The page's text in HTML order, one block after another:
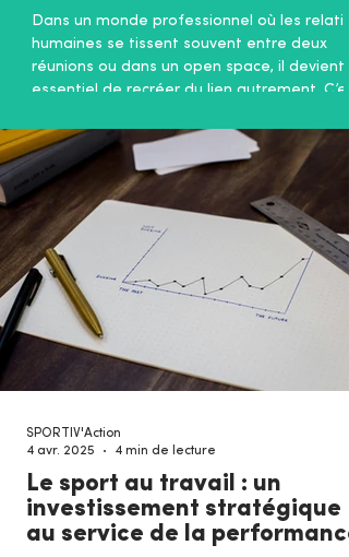
Dans un monde professionnel où les
humaines se tissent souvent entre deux
réunions ou dans un open space, il devient
essentiel de recréer du lien autrement.
concept d’ afterworks autour de jeux : des
moments conviviaux, originaux et
pour mieux se connaître, s’amuser et
renforcer la cohésion d’équipe. Mais ces
afterworks ne sont pas de simples soirées
détente. Ils ont un véritable objectif :
favoriser la comm
Le sport au travail : un
investissement stratégique
au service de la performance
SPORTIV'Action
4 avr. 2025
4 min de lecture